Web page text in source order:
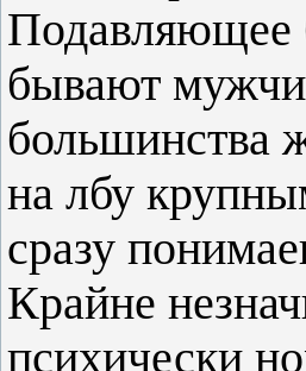
бывают
большинства
на лбу
сразу
Крайне
психически